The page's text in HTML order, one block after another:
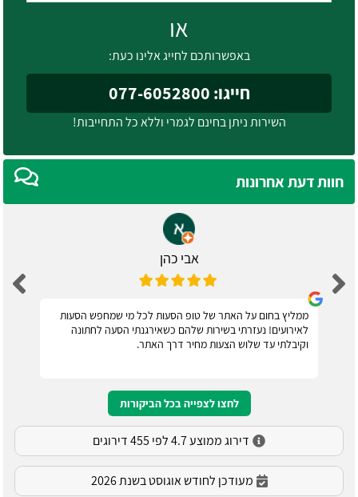
או
באפשרותכם לחייג אלינו כעת:
חייגו: 077-6052800
השירות ניתן בחינם לגמרי וללא כל התחייבות!
חוות דעת אחרונות
אבי כהן
ממליץ בחום על האתר של טופ הסעות לכל מי שמחפש הסעות
לאירועים! נעזרתי בשירות שלהם כשאירגנתי הסעה לחתונה
וקיבלתי עד שלוש הצעות מחיר דרך האתר.
לחצו לצפייה בכל הביקורות
דירוג ממוצע 4.7 לפי 455 דירוגים
מעודכן לחודש אוגוסט בשנת 2026